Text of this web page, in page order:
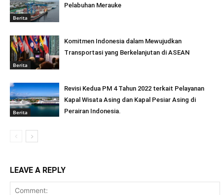
Berita
Pelabuhan Merauke
Berita
Komitmen Indonesia dalam Mewujudkan
Transportasi yang Berkelanjutan di ASEAN
Berita
Revisi Kedua PM 4 Tahun 2022 terkait Pelayanan
Kapal Wisata Asing dan Kapal Pesiar Asing di
Perairan Indonesia.
LEAVE A REPLY